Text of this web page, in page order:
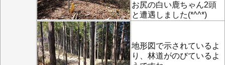
お尻の白い鹿ちゃん2頭
と遭遇しました(*^^*)
地形図で示されているよ
り、林道がのびているよ